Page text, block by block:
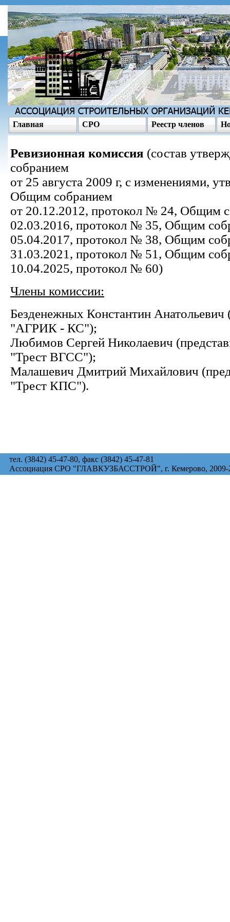
Главная СРО Реестр членов
Ревизионная комиссия (состав
собранием
от 25 августа 2009 г, с изменениями,
Общим собранием
от 20.12.2012, протокол № 24, Общим
02.03.2016, протокол № 35, Общим
05.04.2017, протокол № 38, Общим
31.03.2021, протокол № 51, Общим
10.04.2025, протокол № 60)
Члены комиссии:
Безденежных Константин
"АГРИК - КС");
Любимов Сергей Николаевич
"Трест ВГСС");
Малашевич Дмитрий Михайлович
"Трест КПС").
тел. (3842) 45-47-80, факс (3842) 45-47-81
Ассоциация СРО "ГЛАВКУЗБАССТРОЙ", г. Кемерово, 2009-